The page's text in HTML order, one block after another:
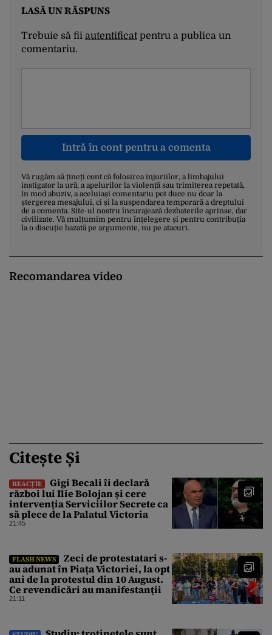
LASĂ UN RĂSPUNS
Trebuie să fii autentificatpentru a publica un
comentariu.
Intră în cont pentru a comenta
Vă rugăm să țineți cont că folosirea injuriilor, a limbajului
instigator la ură, a apelurilor la violență sau trimiterea repetată,
în mod abuziv, a aceluiași comentariu pot duce nu doar la
ștergerea mesajului, ci și la suspendarea temporară a dreptului
de a comenta. Site-ul nostru încurajează dezbaterile aprinse, dar
civilizate. Vă mulțumim pentru înțelegere și pentru contribuția
la o discuție bazată pe argumente, nu pe atacuri.
Recomandarea video
Citește Și
REACȚIE
Gigi Becali îi declară
război lui Ilie Bolojan și cere
intervenția Serviciilor Secrete ca
să plece de la Palatul Victoria
21:45
FLASH NEWS
Zeci de protestatari s-
au adunat în Piața Victoriei, la opt
ani de la protestul din 10 August.
Ce revendicări au manifestanții
21:11